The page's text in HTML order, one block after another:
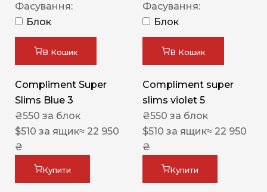
Фасування:
Блок
В Кошик
Compliment Super
Slims Blue 3
₴550 за блок
$510 за ящик≈ 22 950
₴
Купити
Фасування:
Блок
В Кошик
Compliment super
slims violet 5
₴550 за блок
$510 за ящик≈ 22 950
₴
Купити